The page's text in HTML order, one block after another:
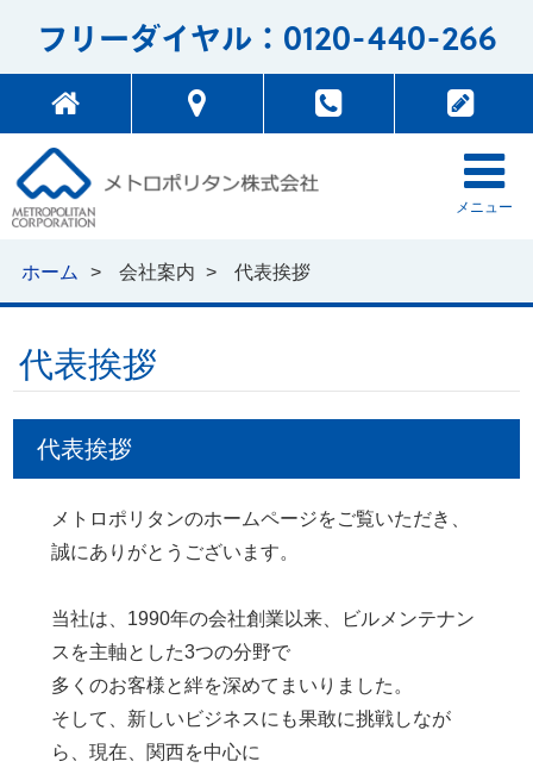
フリーダイヤル： 0120-440-266
メニュー
ホーム 会社案内 代表挨拶
代表挨拶
代表挨拶
メトロポリタンのホームページをご覧いただき、
誠にありがとうございます。
当社は、1990年の会社創業以来、ビルメンテナン
スを主軸とした3つの分野で
多くのお客様と絆を深めてまいりました。
そして、新しいビジネスにも果敢に挑戦しなが
ら、現在、関西を中心に